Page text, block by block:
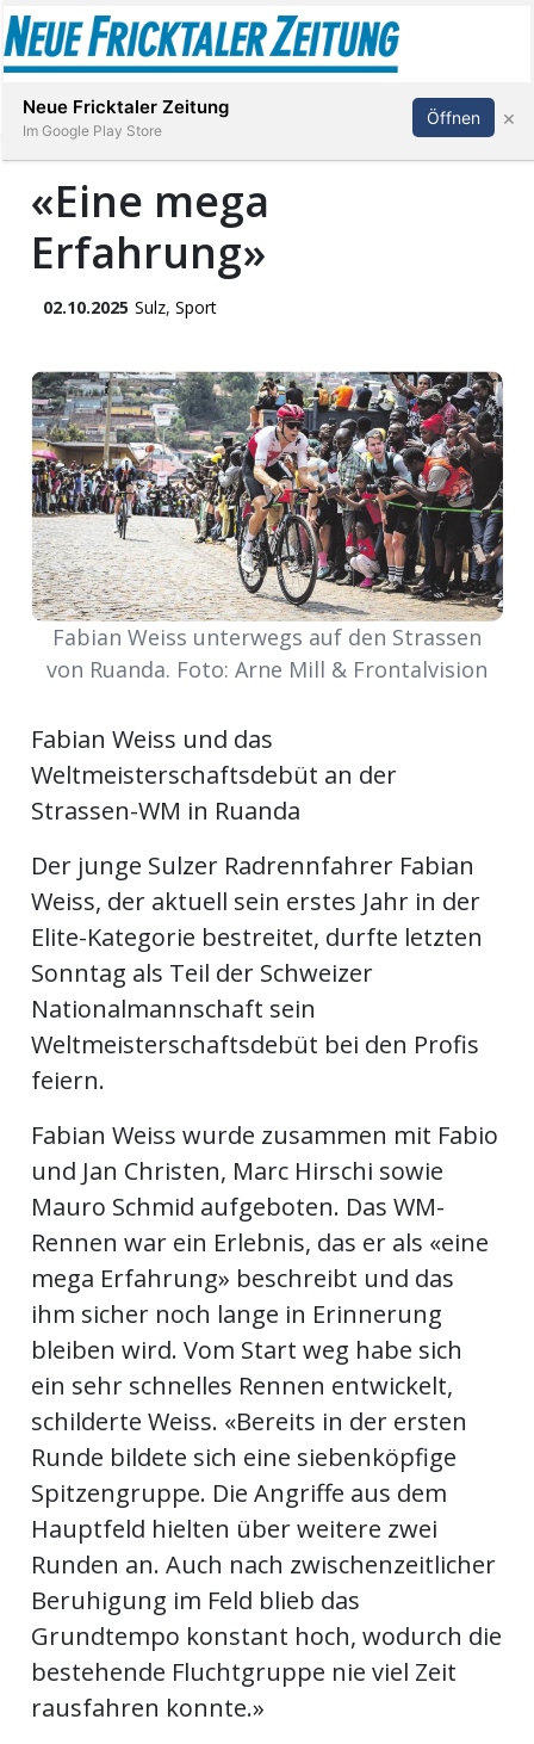
Stellen
E-
Paper
App
Abonnieren Anmelden
«Eine mega
Erfahrung»
02.10.2025 Sulz,Sport
Fabian Weiss unterwegs auf den Strassen
von Ruanda. Foto: Arne Mill & Frontalvision
Fabian Weiss und das
Weltmeisterschaftsdebüt an der
Strassen-WM in Ruanda
Der junge Sulzer Radrennfahrer Fabian
Weiss, der aktuell sein erstes Jahr in der
Elite-Kategorie bestreitet, durfte letzten
Sonntag als Teil der Schweizer
Nationalmannschaft sein
Weltmeisterschaftsdebüt bei den Profis
feiern.
Fabian Weiss wurde zusammen mit Fabio
und Jan Christen, Marc Hirschi sowie
Mauro Schmid aufgeboten. Das WM-
Rennen war ein Erlebnis, das er als «eine
mega Erfahrung» beschreibt und das
ihm sicher noch lange in Erinnerung
bleiben wird. Vom Start weg habe sich
ein sehr schnelles Rennen entwickelt,
schilderte Weiss. «Bereits in der ersten
Runde bildete sich eine siebenköpfige
Spitzengruppe. Die Angriffe aus dem
Hauptfeld hielten über weitere zwei
Runden an. Auch nach zwischenzeitlicher
Beruhigung im Feld blieb das
Grundtempo konstant hoch, wodurch die
bestehende Fluchtgruppe nie viel Zeit
rausfahren konnte.»
Neue Fricktaler Zeitung
Im Google Play Store
Öffnen ×